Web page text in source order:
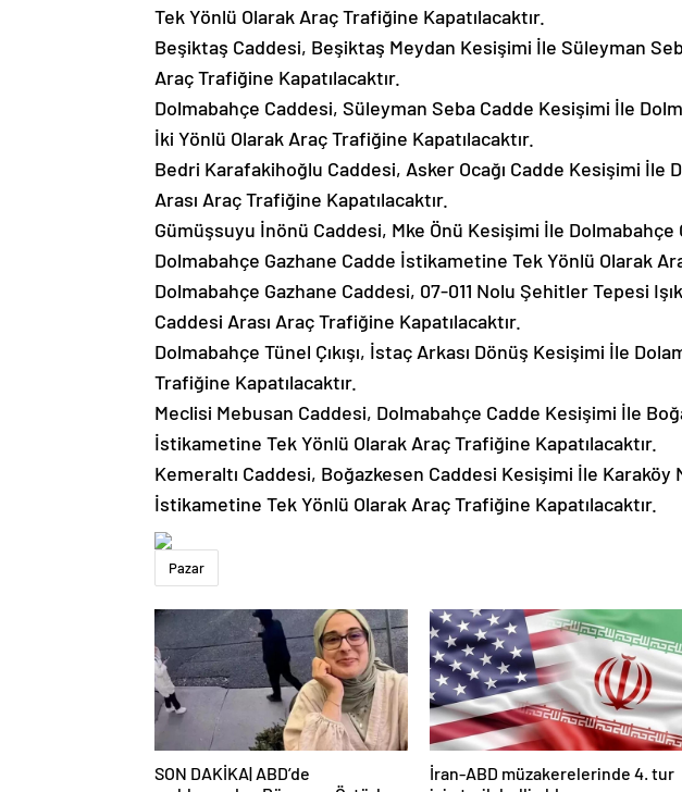
Tek Yönlü Olarak Araç Trafiğine Kapatılacaktır.
Beşiktaş Caddesi, Beşiktaş Meydan Kesişimi İle Süleyman
Araç Trafiğine Kapatılacaktır.
Dolmabahçe Caddesi, Süleyman Seba Cadde Kesişimi İle
İki Yönlü Olarak Araç Trafiğine Kapatılacaktır.
Bedri Karafakihoğlu Caddesi, Asker Ocağı Cadde Kesişimi İle
Arası Araç Trafiğine Kapatılacaktır.
Gümüşsuyu İnönü Caddesi, Mke Önü Kesişimi İle Dolmabahçe
Dolmabahçe Gazhane Cadde İstikametine Tek Yönlü Olarak
Dolmabahçe Gazhane Caddesi, 07-011 Nolu Şehitler Tepesi
Caddesi Arası Araç Trafiğine Kapatılacaktır.
Dolmabahçe Tünel Çıkışı, İstaç Arkası Dönüş Kesişimi İle
Trafiğine Kapatılacaktır.
Meclisi Mebusan Caddesi, Dolmabahçe Cadde Kesişimi İle
İstikametine Tek Yönlü Olarak Araç Trafiğine Kapatılacaktır.
Kemeraltı Caddesi, Boğazkesen Caddesi Kesişimi İle Karaköy
İstikametine Tek Yönlü Olarak Araç Trafiğine Kapatılacaktır.
Pazar
SON DAKİKA| ABD’de
İran-ABD müzakerelerinde 4. tur